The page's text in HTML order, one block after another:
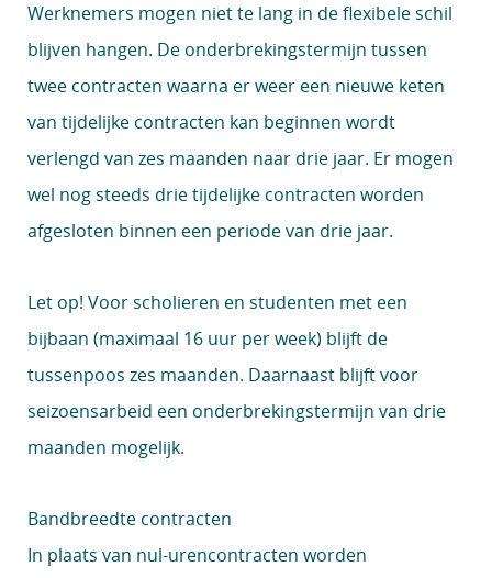
Werknemers mogen niet te lang in de flexibele schil
blijven hangen. De onderbrekingstermijn tussen
twee contracten waarna er weer een nieuwe keten
van tijdelijke contracten kan beginnen wordt
verlengd van zes maanden naar drie jaar. Er mogen
wel nog steeds drie tijdelijke contracten worden
afgesloten binnen een periode van drie jaar.
Let op! Voor scholieren en studenten met een
bijbaan (maximaal 16 uur per week) blijft de
tussenpoos zes maanden. Daarnaast blijft voor
seizoensarbeid een onderbrekingstermijn van drie
maanden mogelijk.
Bandbreedte contracten
In plaats van nul-urencontracten worden